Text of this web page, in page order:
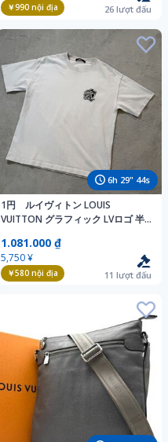
￥990nội địa 26 lượt đấu
6h 29" 43s
1円 ルイヴィトン LOUIS
VUITTON グラフィック LVロゴ 半
バックプリント 半袖Tシャツ
18619
1.081.000 ₫
5,750 ¥
￥580nội địa 11 lượt đấu